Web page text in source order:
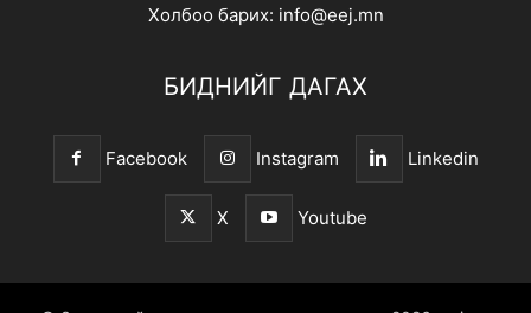
Холбоо барих: info@eej.mn
БИДНИЙГ ДАГАХ
Facebook Instagram Linkedin
X Youtube